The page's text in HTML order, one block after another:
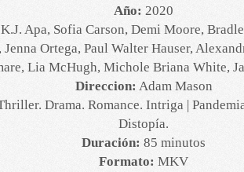
Año: 2020
K.J. Apa, Sofia Carson, Demi Moore,
Jenna Ortega, Paul Walter Hauser,
Lia McHugh, Michole Briana White,
Direccion: Adam Mason
Drama. Romance. Intriga |
Distopía.
Duración: 85 minutos
Formato: MKV